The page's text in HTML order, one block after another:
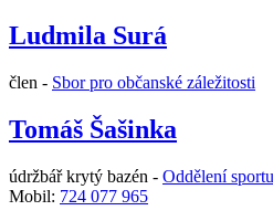
Ludmila Surá
člen - Sbor pro občanské záležitosti
Tomáš Šašinka
údržbář krytý bazén - Oddělení
Mobil: 724 077 965